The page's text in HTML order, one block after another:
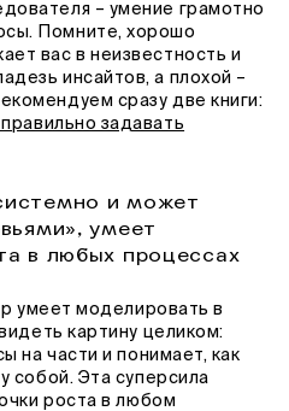
– умение грамотно
Помните, хорошо
вас в неизвестность и
инсайтов, а плохой –
сразу две книги:
правильно задавать
и может
умеет
в любых процессах
умеет моделировать в
картину целиком:
на части и понимает, как
собой. Эта суперсила
роста в любом